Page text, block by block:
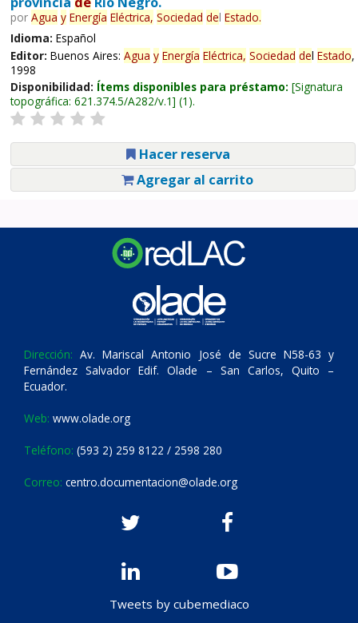
por Agua y Energía Eléctrica, Sociedad del Estado.
Idioma: Español
Editor: Buenos Aires: Agua y Energía Eléctrica, Sociedad del Estado,
1998
Disponibilidad: Ítems disponibles para préstamo: Signatura
topográfica: 621.374.5/A282/v.1 (1).
Hacer reserva
Agregar al carrito
Dirección: Av. Mariscal Antonio José de Sucre N58-63 y
Fernández Salvador Edif. Olade – San Carlos, Quito –
Ecuador.
Web: www.olade.org
Teléfono: (593 2) 259 8122 / 2598 280
Correo: centro.documentacion@olade.org
Tweets by cubemediaco